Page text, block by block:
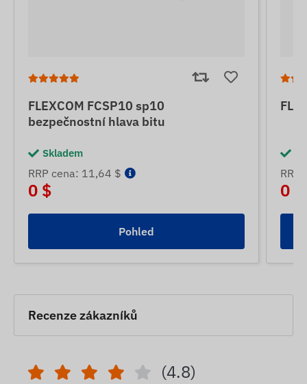
FLEXCOM FCSP10 sp10
bezpečnostní hlava bitu
Skladem
RRP cena: 11,64 $
0 $
Pohled
RRP
0 $
Recenze zákazníků
(4.8)